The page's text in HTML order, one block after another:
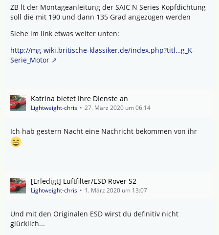
ZB lt der Montageanleitung der SAIC N Series Kopfdichtung
soll die mit 190 und dann 135 Grad angezogen werden
Siehe im link etwas weiter unten:
http://mg-wiki.britische-klassiker.de/index.php?titl…g_K-
Serie_Motor
Katrina bietet Ihre DIenste an
Lightweight-chris 27. März 2020 um 06:14
Ich hab gestern Nacht eine Nachricht bekommen von ihr
[Erledigt] Luftfilter/ESD Rover S2
Lightweight-chris 1. März 2020 um 13:07
Und mit den Originalen ESD wirst du definitiv nicht
glücklich...